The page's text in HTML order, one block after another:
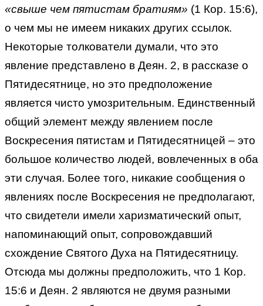
«свыше чем пятистам братиям» (1 Кор. 15:6),
о чем мы не имеем никаких других ссылок.
Некоторые толкователи думали, что это
явление представлено в Деян. 2, в рассказе о
Пятидесятнице, но это предположение
является чисто умозрительным. Единственный
общий элемент между явлением после
Воскресения пятистам и Пятидесятницей – это
большое количество людей, вовлеченных в оба
эти случая. Более того, никакие сообщения о
явлениях после Воскресения не предполагают,
что свидетели имели харизматический опыт,
напоминающий опыт, сопровождавший
схождение Святого Духа на Пятидесятницу.
Отсюда мы должны предположить, что 1 Кор.
15:6 и Деян. 2 являются не двумя разными